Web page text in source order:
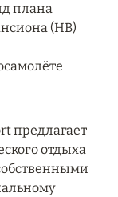
НА
ABU DHABI:
плана
(HB)
предлагает
отдыха